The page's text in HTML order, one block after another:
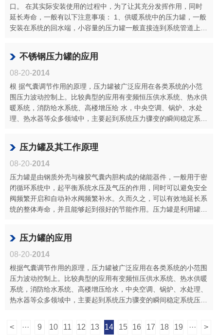
口。 在其实际安装使用的过程中，为了让其充分发挥作用，同时
延长寿命，一般有以下注意事项： 1、供暖系统中的压力罐，一般
安装在系统的回水端，小容量的压力罐一般直接连到系统管道上
不锈钢压力罐的应用
08-20-2014
根 据气囊调节作用的原理，压力罐被广泛应用在各类系统的小范
围压力波动控制上。比较典型的应用有变频恒压供水系统、热水供
暖系统，消防给水系统、高楼增压给 水，中央空调、锅炉、水处
理、热水器等众多领域中，主要起到系统压力骤变的瞬间稳定系统
压力罐及其工作原理
08-20-2014
压力罐是由钢质外壳与橡胶气囊内胆构成的储能器件，一般用于密
闭循环系统中，起平衡系统水压及气压的作用，同时可以避免安全
阀频繁开启和自动补水阀频繁补水。久而久之，可以有效地延长系
统的整体寿命，并且能够起到很好的节能作用。压力罐是利用罐内
压力罐的应用
08-20-2014
根据气囊调节作用的原理，压力罐被广泛应用在各类系统的小范围
压力波动控制上。比较典型的应用有变频恒压供水系统、热水供暖
系统，消防给水系统、高楼增压给水，中央空调、锅炉、水处理、
热水器等众多领域中，主要起到系统压力骤变的瞬间稳定系统压力
< ··· 9 10 11 12 13 14 15 16 17 18 19 ··· >